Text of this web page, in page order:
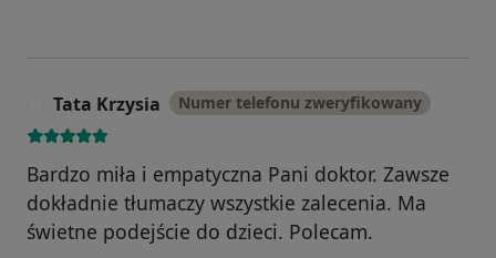
Tata Krzysia Numer telefonu zweryfikowany
Bardzo miła i empatyczna Pani doktor. Zawsze
dokładnie tłumaczy wszystkie zalecenia. Ma
świetne podejście do dzieci. Polecam.